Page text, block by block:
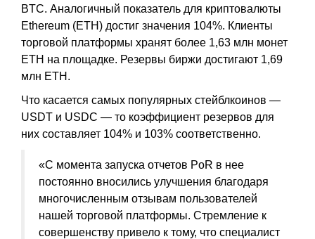
BTC. Аналогичный показатель для криптовалюты
Ethereum (ETH) достиг значения 104%. Клиенты
торговой платформы хранят более 1,63 млн монет
ETH на площадке. Резервы биржи достигают 1,69
млн ETH.
Что касается самых популярных стейблкоинов —
USDT и USDC — то коэффициент резервов для
них составляет 104% и 103% соответственно.
«С момента запуска отчетов PoR в нее
постоянно вносились улучшения благодаря
многочисленным отзывам пользователей
нашей торговой платформы. Стремление к
совершенству привело к тому, что специалист